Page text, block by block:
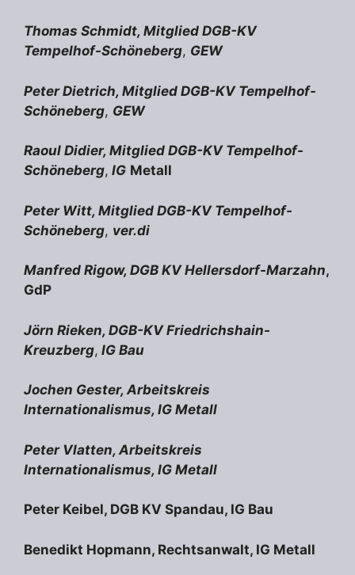
Thomas Schmidt, Mitglied DGB-KV
Tempelhof-Schöneberg, GEW
Peter Dietrich, Mitglied DGB-KV Tempelhof-
Schöneberg, GEW
Raoul Didier, Mitglied DGB-KV Tempelhof-
Schöneberg, IG Metall
Peter Witt, Mitglied DGB-KV Tempelhof-
Schöneberg, ver.di
Manfred Rigow, DGB KV Hellersdorf-Marzahn,
GdP
Jörn Rieken, DGB-KV Friedrichshain-
Kreuzberg, IG Bau
Jochen Gester, Arbeitskreis
Internationalismus, IG Metall
Peter Vlatten, Arbeitskreis
Internationalismus, IG Metall
Peter Keibel, DGB KV Spandau, IG Bau
Benedikt Hopmann, Rechtsanwalt, IG Metall